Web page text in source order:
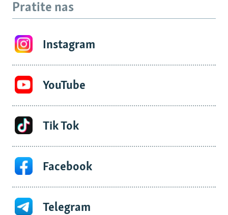
Pratite nas
Instagram
YouTube
Tik Tok
Facebook
Telegram